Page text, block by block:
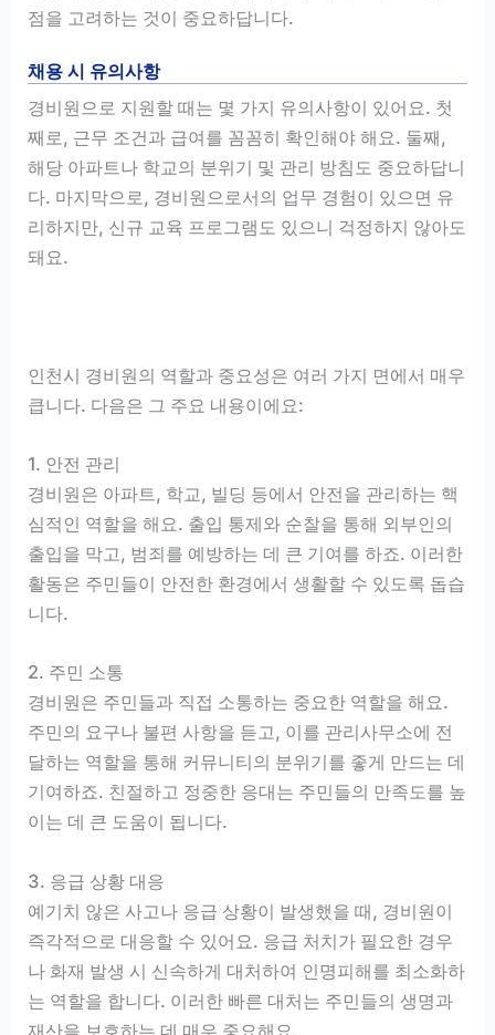
점을 고려하는 것이 중요하답니다.
채용 시 유의사항
경비원으로 지원할 때는 몇 가지 유의사항이 있어요. 첫
째로, 근무 조건과 급여를 꼼꼼히 확인해야 해요. 둘째,
해당 아파트나 학교의 분위기 및 관리 방침도 중요하답니
다. 마지막으로, 경비원으로서의 업무 경험이 있으면 유
리하지만, 신규 교육 프로그램도 있으니 걱정하지 않아도
돼요.
인천시 경비원의 역할과 중요성은 여러 가지 면에서 매우
큽니다. 다음은 그 주요 내용이에요:
1. 안전 관리
경비원은 아파트, 학교, 빌딩 등에서 안전을 관리하는 핵
심적인 역할을 해요. 출입 통제와 순찰을 통해 외부인의
출입을 막고, 범죄를 예방하는 데 큰 기여를 하죠. 이러한
활동은 주민들이 안전한 환경에서 생활할 수 있도록 돕습
니다.
2. 주민 소통
경비원은 주민들과 직접 소통하는 중요한 역할을 해요.
주민의 요구나 불편 사항을 듣고, 이를 관리사무소에 전
달하는 역할을 통해 커뮤니티의 분위기를 좋게 만드는 데
기여하죠. 친절하고 정중한 응대는 주민들의 만족도를 높
이는 데 큰 도움이 됩니다.
3. 응급 상황 대응
예기치 않은 사고나 응급 상황이 발생했을 때, 경비원이
즉각적으로 대응할 수 있어요. 응급 처치가 필요한 경우
나 화재 발생 시 신속하게 대처하여 인명피해를 최소화하
는 역할을 합니다. 이러한 빠른 대처는 주민들의 생명과
재산을 보호하는 데 매우 중요해요.